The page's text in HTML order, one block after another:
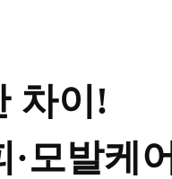
차이!
모발케어